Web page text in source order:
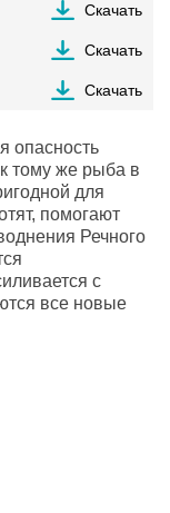
Скачать
Скачать
Скачать
опасность
тому же рыба в
для
помогают
Речного
с
все новые